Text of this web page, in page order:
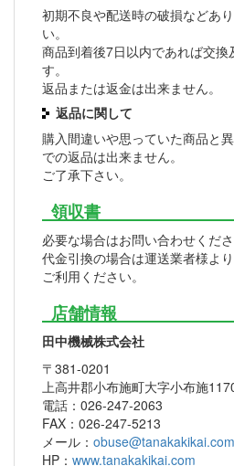
初期不良や配送時の破損などあ
い。
商品到着後7日以内であれば交換
す。
返品または返金は出来ません。
返品に関して
購入間違いや思っていた商品と
での返品は出来ません。
ご了承下さい。
領収書
必要な場合はお問い合わせくださ
代金引換の場合は運送業者様よ
ご利用ください。
店舗情報
田中機械株式会社
〒381-0201
上高井郡小布施町大字小布施
電話：026-247-2063
FAX：026-247-5213
メール： obuse@tanakakikai.com
HP： www.tanakakikai.com